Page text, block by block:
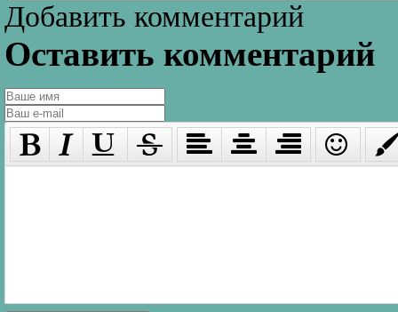
Добавить комментарий
Оставить комментарий